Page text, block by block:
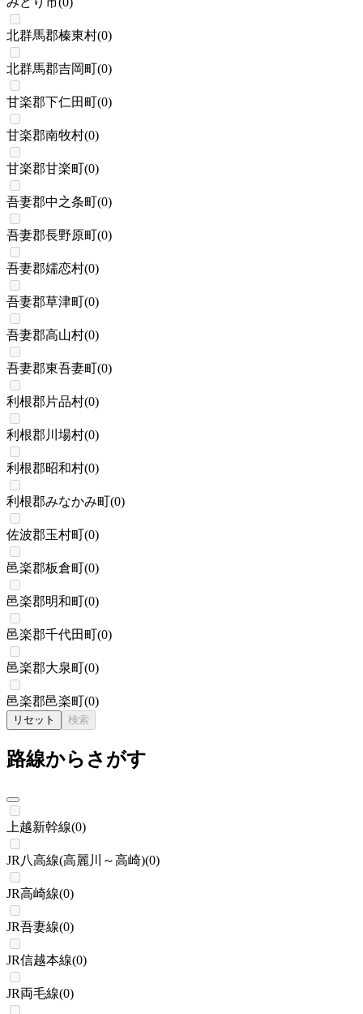
北群馬郡榛東村(0)
北群馬郡吉岡町(0)
甘楽郡下仁田町(0)
甘楽郡南牧村(0)
甘楽郡甘楽町(0)
吾妻郡中之条町(0)
吾妻郡長野原町(0)
吾妻郡嬬恋村(0)
吾妻郡草津町(0)
吾妻郡高山村(0)
吾妻郡東吾妻町(0)
利根郡片品村(0)
利根郡川場村(0)
利根郡昭和村(0)
利根郡みなかみ町(0)
佐波郡玉村町(0)
邑楽郡板倉町(0)
邑楽郡明和町(0)
邑楽郡千代田町(0)
邑楽郡大泉町(0)
邑楽郡邑楽町(0)
リセット 検索
路線からさがす
上越新幹線(0)
JR八高線(高麗川～高崎)(0)
JR高崎線(0)
JR吾妻線(0)
JR信越本線(0)
JR両毛線(0)